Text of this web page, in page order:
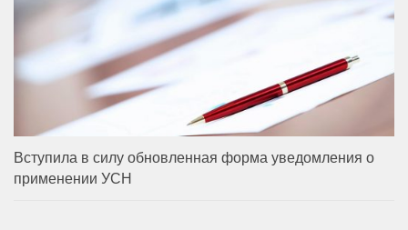
Вступила в силу обновленная форма уведомления о
применении УСН